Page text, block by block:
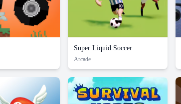
Super Liquid Soccer
Arcade